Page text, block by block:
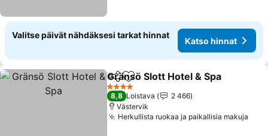
Valitse päivät nähdäksesi tarkat hinnat
Katso hinnat
Jaa Lisää suosikkeihin
Gränsö Slott Hotel & Spa
4 Tähtiluokitus
8,8 Loistava
2 466
Västervik
Herkullista ruokaa ja paikallisia makuja